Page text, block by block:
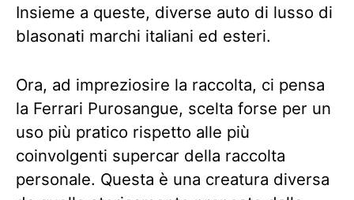
Insieme a queste, diverse auto di lusso di
blasonati marchi italiani ed esteri.
Ora, ad impreziosire la raccolta, ci pensa
la Ferrari Purosangue, scelta forse per un
uso più pratico rispetto alle più
coinvolgenti supercar della raccolta
personale. Questa è una creatura diversa